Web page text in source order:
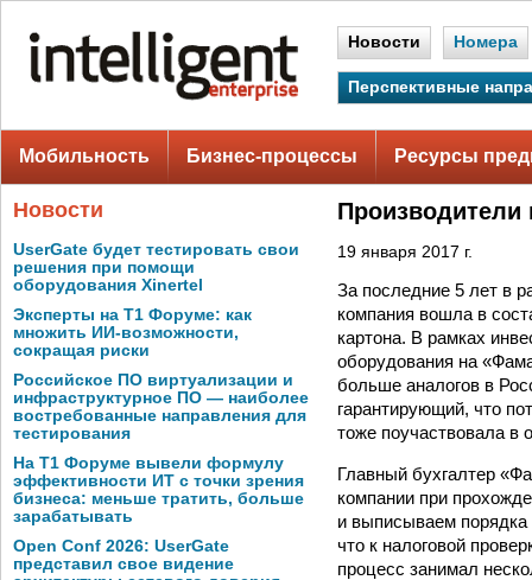
Новости Номера
Перспективные
Мобильность Бизнес-процессы Ресурсы
Новости
UserGate будет тестировать свои
решения при помощи
оборудования Xinertel
Эксперты на Т1 Форуме: как
множить ИИ-возможности,
сокращая риски
Российское ПО виртуализации и
инфраструктурное ПО — наиболее
востребованные направления для
тестирования
На Т1 Форуме вывели формулу
эффективности ИТ с точки зрения
бизнеса: меньше тратить, больше
зарабатывать
Open Conf 2026: UserGate
представил свое видение
Производители
19 января 2017 г.
За последние 5 лет в
компания вошла в
картона. В рамках
оборудования на
больше аналогов в
гарантирующий, что
тоже поучаствовала в
Главный бухгалтер
компании при
и выписываем порядка
что к налоговой
процесс занимал